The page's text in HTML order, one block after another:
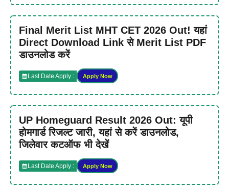
Final Merit List MHT CET 2026 Out! यहां
Direct Download Link से Merit List PDF
डाउनलोड करें
Last Date Apply : Apply Now
UP Homeguard Result 2026 Out: यूपी
होमगार्ड रिजल्ट जारी, यहां से करें डाउनलोड,
जिलेवार कटऑफ भी देखें
Last Date Apply : Apply Now